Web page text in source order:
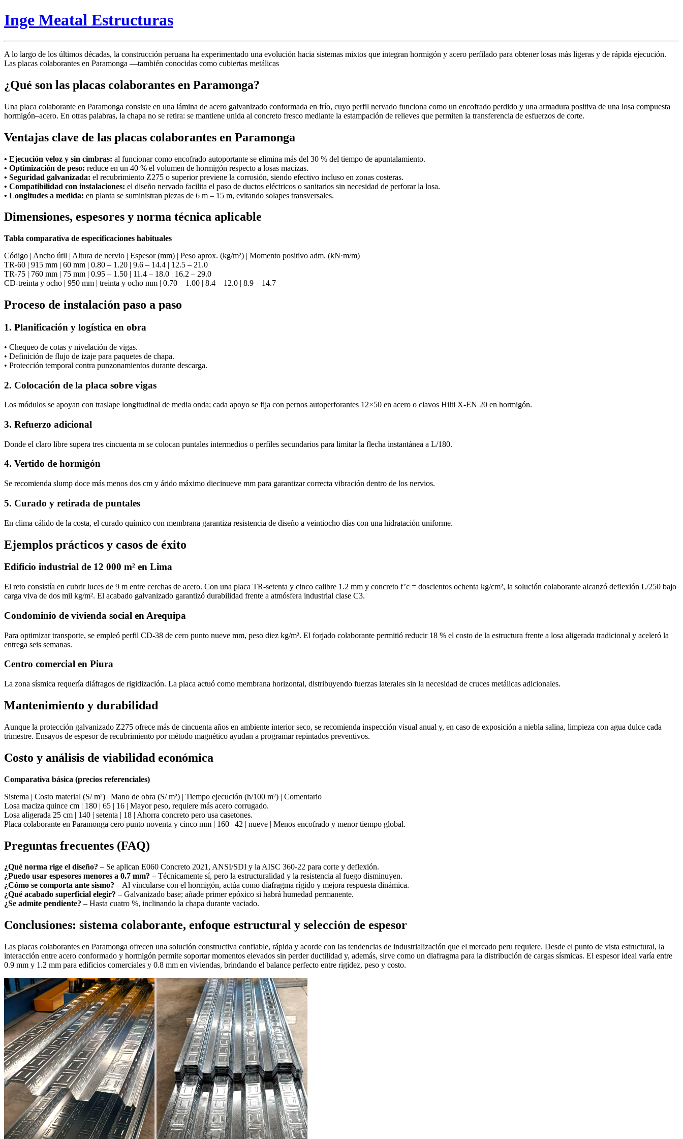
Inge Meatal Estructuras
A lo largo de los últimos décadas, la construcción peruana ha experimentado una evolución hacia sistemas mixtos que integran hormigón y acero perfilado para obtener losas más ligeras y de rápida ejecución.
Las placas colaborantes en Paramonga —también conocidas como cubiertas metálicas
¿Qué son las placas colaborantes en Paramonga?
Una placa colaborante en Paramonga consiste en una lámina de acero galvanizado conformada en frío, cuyo perfil nervado funciona como un encofrado perdido y una armadura positiva de una losa compuesta
hormigón–acero. En otras palabras, la chapa no se retira: se mantiene unida al concreto fresco mediante la estampación de relieves que permiten la transferencia de esfuerzos de corte.
Ventajas clave de las placas colaborantes en Paramonga
• Ejecución veloz y sin cimbras: al funcionar como encofrado autoportante se elimina más del 30 % del tiempo de apuntalamiento.
• Optimización de peso: reduce en un 40 % el volumen de hormigón respecto a losas macizas.
• Seguridad galvanizada: el recubrimiento Z275 o superior previene la corrosión, siendo efectivo incluso en zonas costeras.
• Compatibilidad con instalaciones: el diseño nervado facilita el paso de ductos eléctricos o sanitarios sin necesidad de perforar la losa.
• Longitudes a medida: en planta se suministran piezas de 6 m – 15 m, evitando solapes transversales.
Dimensiones, espesores y norma técnica aplicable
Tabla comparativa de especificaciones habituales
Código | Ancho útil | Altura de nervio | Espesor (mm) | Peso aprox. (kg/m²) | Momento positivo adm. (kN·m/m)
TR-60 | 915 mm | 60 mm | 0.80 – 1.20 | 9.6 – 14.4 | 12.5 – 21.0
TR-75 | 760 mm | 75 mm | 0.95 – 1.50 | 11.4 – 18.0 | 16.2 – 29.0
CD-treinta y ocho | 950 mm | treinta y ocho mm | 0.70 – 1.00 | 8.4 – 12.0 | 8.9 – 14.7
Proceso de instalación paso a paso
1. Planificación y logística en obra
• Chequeo de cotas y nivelación de vigas.
• Definición de flujo de izaje para paquetes de chapa.
• Protección temporal contra punzonamientos durante descarga.
2. Colocación de la placa sobre vigas
Los módulos se apoyan con traslape longitudinal de media onda; cada apoyo se fija con pernos autoperforantes 12×50 en acero o clavos Hilti X‑EN 20 en hormigón.
3. Refuerzo adicional
Donde el claro libre supera tres cincuenta m se colocan puntales intermedios o perfiles secundarios para limitar la flecha instantánea a L/180.
4. Vertido de hormigón
Se recomienda slump doce más menos dos cm y árido máximo diecinueve mm para garantizar correcta vibración dentro de los nervios.
5. Curado y retirada de puntales
En clima cálido de la costa, el curado químico con membrana garantiza resistencia de diseño a veintiocho días con una hidratación uniforme.
Ejemplos prácticos y casos de éxito
Edificio industrial de 12 000 m² en Lima
El reto consistía en cubrir luces de 9 m entre cerchas de acero. Con una placa TR‑setenta y cinco calibre 1.2 mm y concreto f’c = doscientos ochenta kg/cm², la solución colaborante alcanzó deflexión L/250 bajo
carga viva de dos mil kg/m². El acabado galvanizado garantizó durabilidad frente a atmósfera industrial clase C3.
Condominio de vivienda social en Arequipa
Para optimizar transporte, se empleó perfil CD‑38 de cero punto nueve mm, peso diez kg/m². El forjado colaborante permitió reducir 18 % el costo de la estructura frente a losa aligerada tradicional y aceleró la
entrega seis semanas.
Centro comercial en Piura
La zona sísmica requería diáfragos de rigidización. La placa actuó como membrana horizontal, distribuyendo fuerzas laterales sin la necesidad de cruces metálicas adicionales.
Mantenimiento y durabilidad
Aunque la protección galvanizado Z275 ofrece más de cincuenta años en ambiente interior seco, se recomienda inspección visual anual y, en caso de exposición a niebla salina, limpieza con agua dulce cada
trimestre. Ensayos de espesor de recubrimiento por método magnético ayudan a programar repintados preventivos.
Costo y análisis de viabilidad económica
Comparativa básica (precios referenciales)
Sistema | Costo material (S/ m²) | Mano de obra (S/ m²) | Tiempo ejecución (h/100 m²) | Comentario
Losa maciza quince cm | 180 | 65 | 16 | Mayor peso, requiere más acero corrugado.
Losa aligerada 25 cm | 140 | setenta | 18 | Ahorra concreto pero usa casetones.
Placa colaborante en Paramonga cero punto noventa y cinco mm | 160 | 42 | nueve | Menos encofrado y menor tiempo global.
Preguntas frecuentes (FAQ)
¿Qué norma rige el diseño? – Se aplican E060 Concreto 2021, ANSI/SDI y la AISC 360‑22 para corte y deflexión.
¿Puedo usar espesores menores a 0.7 mm? – Técnicamente sí, pero la estructuralidad y la resistencia al fuego disminuyen.
¿Cómo se comporta ante sismo? – Al vincularse con el hormigón, actúa como diafragma rígido y mejora respuesta dinámica.
¿Qué acabado superficial elegir? – Galvanizado base; añade primer epóxico si habrá humedad permanente.
¿Se admite pendiente? – Hasta cuatro %, inclinando la chapa durante vaciado.
Conclusiones: sistema colaborante, enfoque estructural y selección de espesor
Las placas colaborantes en Paramonga ofrecen una solución constructiva confiable, rápida y acorde con las tendencias de industrialización que el mercado peru requiere. Desde el punto de vista estructural, la
interacción entre acero conformado y hormigón permite soportar momentos elevados sin perder ductilidad y, además, sirve como un diafragma para la distribución de cargas sísmicas. El espesor ideal varía entre
0.9 mm y 1.2 mm para edificios comerciales y 0.8 mm en viviendas, brindando el balance perfecto entre rigidez, peso y costo.